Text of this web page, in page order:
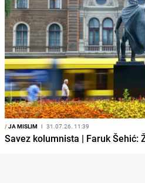
/JA MISLIM I 31.07.26. 11:39
Savez kolumnista | Faruk Šehić: